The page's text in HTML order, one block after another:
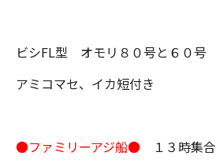
ビシFL型 オモリ８０号と６０号
アミコマセ、イカ短付き
●ファミリーアジ船● １３時集合